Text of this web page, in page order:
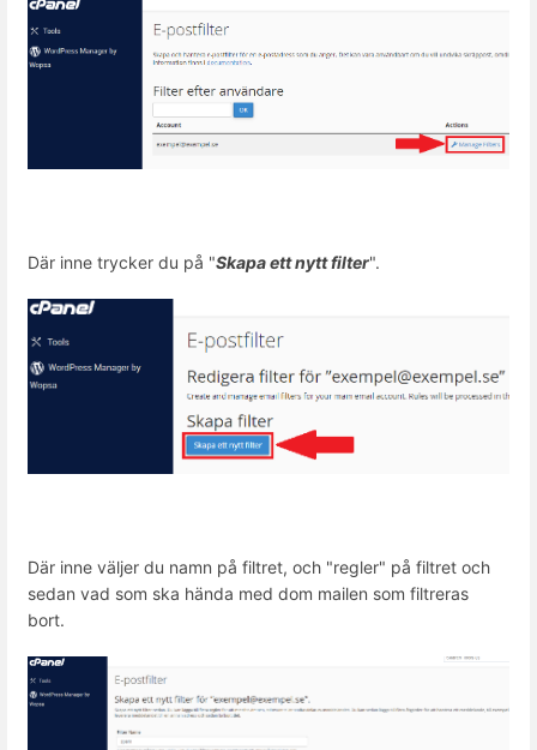
Där inne trycker du på "Skapa ett nytt filter".
Där inne väljer du namn på filtret, och "regler" på filtret och
sedan vad som ska hända med dom mailen som filtreras
bort.